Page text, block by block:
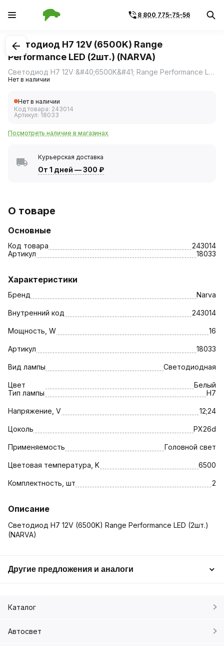
8 800 775-75-56
1/2
Светодиод H7 12V (6500K) Range
Performance LED (2шт.) (NARVA)
Светодиод H7 12V &#40;6500K&#41; Range Performance LED &#40;2шт.&#41; &#40;NARVA&#41;
Нет в наличии
Нет в наличии
Код товара: 243014
Артикул: 18033
Посмотреть наличие в магазинах
Курьерская доставка
От 1 дней —300 ₽
О товаре
Основные
Код товара
243014
Артикул
18033
Характеристики
Бренд Narva
Внутренний код 243014
Мощность, W 16
Артикул 18033
Вид лампы Светодиодная
Цвет
Белый
Тип лампы
H7
Напряжение, V 12;24
Цоколь PX26d
Применяемость Головной свет
Цветовая температура, K 6500
Комплектность, шт 2
Описание
Светодиод H7 12V (6500K) Range Performance LED (2шт.)
(NARVA)
Другие предложения и аналоги
Каталог
Автосвет